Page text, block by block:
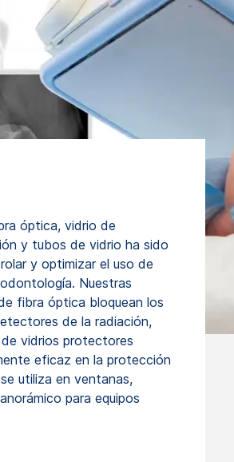
óptica, vidrio de
y tubos de vidrio ha sido
y optimizar el uso de
Nuestras
fibra óptica bloquean los
de la radiación,
vidrios protectores
eficaz en la protección
utiliza en ventanas,
para equipos